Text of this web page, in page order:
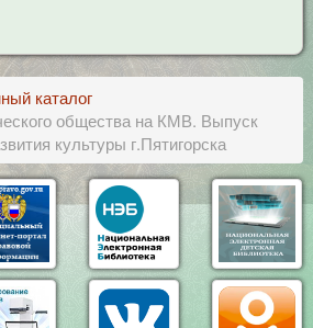
каталог
общества на КМВ. Выпуск
культуры г.Пятигорска